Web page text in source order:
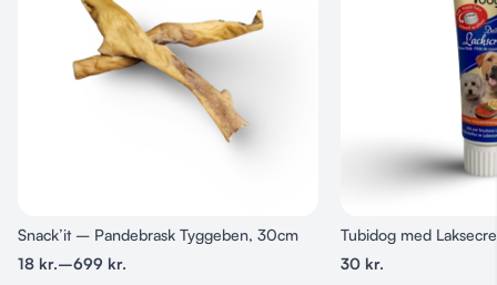
Snack’it – Pandebrask Tyggeben, 30cm
18 kr.–699 kr.
Tubidog med
30kr.